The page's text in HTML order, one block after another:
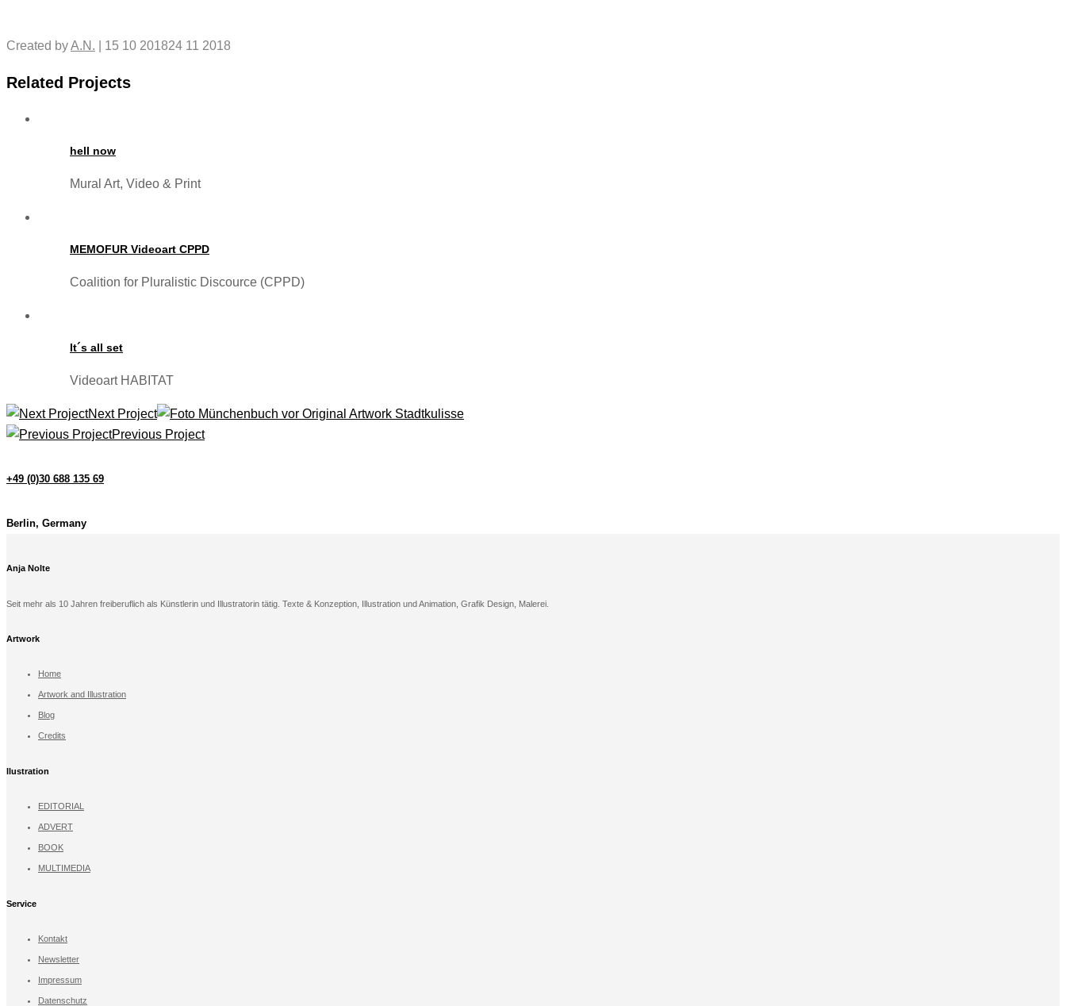
Created byA.N. 15 10 201824 11 2018
Related Projects
hell now
Mural Art, Video & Print
MEMOFUR Videoart CPPD
Coalition for Pluralistic Discource (CPPD)
It´s all set
Videoart HABITAT
Next Project
Previous Project
+49 (0)30 688 135 69
Berlin, Germany
Anja Nolte
Seit mehr als 10 Jahren freiberuflich als Künstlerin und Illustratorin tätig. Texte & Konzeption, Illustration und Animation, Grafik Design, Malerei.
Artwork
Home
Artwork and Illustration
Blog
Credits
llustration
EDITORIAL
ADVERT
BOOK
MULTIMEDIA
Service
Kontakt
Newsletter
Impressum
Datenschutz